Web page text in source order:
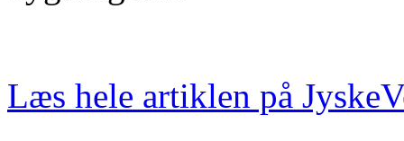
Læs hele artiklen på